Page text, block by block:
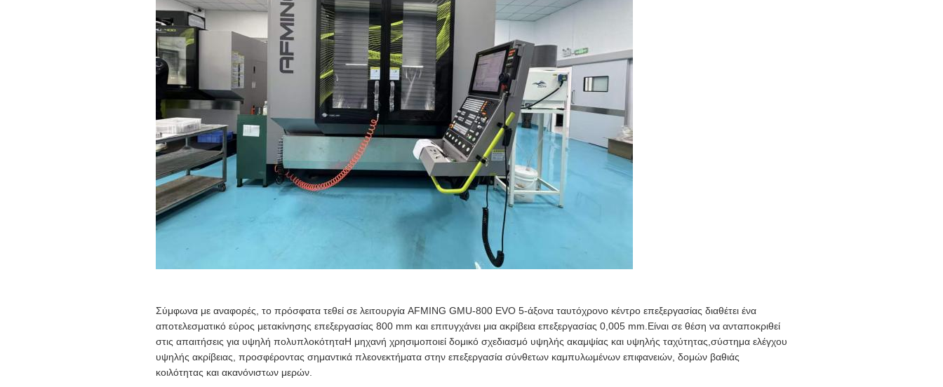
Σύμφωνα με αναφορές, το πρόσφατα τεθεί σε λειτουργία AFMING GMU-800 EVO 5-άξονα ταυτόχρονο κέντρο επεξεργασίας διαθέτει ένα
αποτελεσματικό εύρος μετακίνησης επεξεργασίας 800 mm και επιτυγχάνει μια ακρίβεια επεξεργασίας 0,005 mm.Είναι σε θέση να ανταποκριθεί
στις απαιτήσεις για υψηλή πολυπλοκότηταΗ μηχανή χρησιμοποιεί δομικό σχεδιασμό υψηλής ακαμψίας και υψηλής ταχύτητας,σύστημα ελέγχου
υψηλής ακρίβειας, προσφέροντας σημαντικά πλεονεκτήματα στην επεξεργασία σύνθετων καμπυλωμένων επιφανειών, δομών βαθιάς
κοιλότητας και ακανόνιστων μερών.